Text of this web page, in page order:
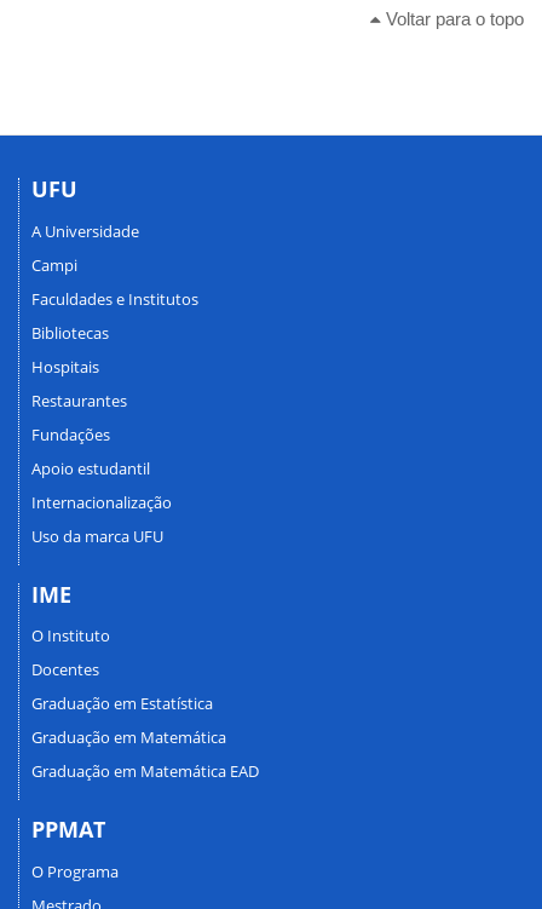
Voltar para o topo
UFU
A Universidade
Campi
Faculdades e Institutos
Bibliotecas
Hospitais
Restaurantes
Fundações
Apoio estudantil
Internacionalização
Uso da marca UFU
IME
O Instituto
Docentes
Graduação em Estatística
Graduação em Matemática
Graduação em Matemática EAD
PPMAT
O Programa